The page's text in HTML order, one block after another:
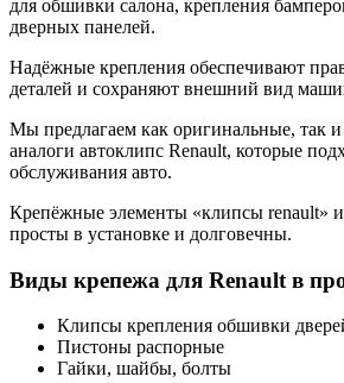
для обшивки салона, крепления
дверных панелей.
Надёжные крепления обеспечивают
деталей и сохраняют внешний вид
Мы предлагаем как оригинальные, так и
аналоги автоклипс Renault, которые
обслуживания авто.
Крепёжные элементы «клипсы renault»
просты в установке и долговечны.
Виды крепежа для Renault в
Клипсы крепления обшивки
Пистоны распорные
Гайки, шайбы, болты